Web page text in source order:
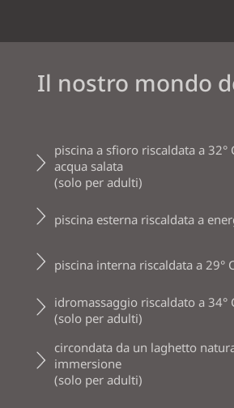
DAY SPA
DINTORNI
Il nostro mondo
piscina a sfioro riscaldata a 32°
acqua salata
(solo per adulti)
piscina esterna riscaldata a
piscina interna riscaldata a 29°
idromassaggio riscaldato a 34°
(solo per adulti)
circondata da un laghetto
immersione
(solo per adulti)